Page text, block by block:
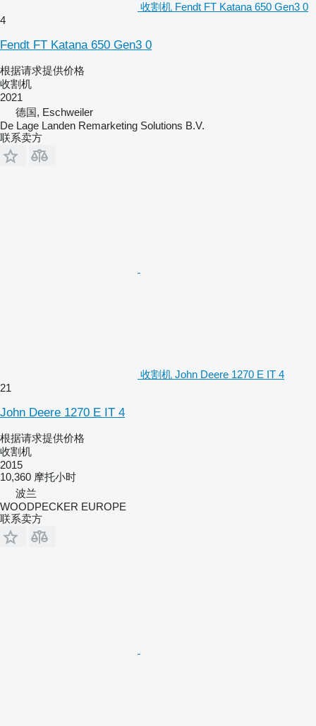
收割机 Fendt FT Katana 650 Gen3 0
4
Fendt FT Katana 650 Gen3 0
根据请求提供价格
收割机
2021
德国, Eschweiler
De Lage Landen Remarketing Solutions B.V.
联系卖方
收割机 John Deere 1270 E IT 4
21
John Deere 1270 E IT 4
根据请求提供价格
收割机
2015
10,360 摩托小时
波兰
WOODPECKER EUROPE
联系卖方